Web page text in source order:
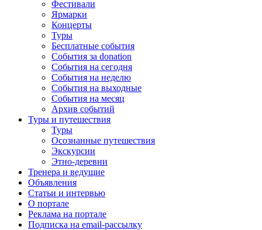
Фестивали
Ярмарки
Концерты
Туры
Бесплатные события
События за donation
События на сегодня
События на неделю
События на выходные
События на месяц
Архив событий
Туры и путешествия
Туры
Осознанные путешествия
Экскурсии
Этно-деревни
Тренера и ведущие
Объявления
Статьи и интервью
О портале
Реклама на портале
Подписка на email-рассылку